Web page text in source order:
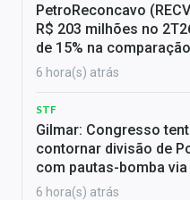
PetroReconcavo
R$ 203 milhões no
de 15% na
6 hora(s) atrás
STF
Gilmar: Congresso
contornar divisão de
com pautas-bomba
6 hora(s) atrás